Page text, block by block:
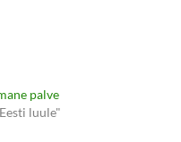
palve
luule"